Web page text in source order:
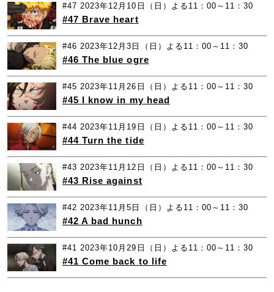
#47 2023年12月10日（日）よる11：00～11：30
#47 Brave heart
#46 2023年12月3日（日）よる11：00～11：30
#46 The blue ogre
#45 2023年11月26日（日）よる11：00～11：30
#45 I know in my head
#44 2023年11月19日（日）よる11：00～11：30
#44 Turn the tide
#43 2023年11月12日（日）よる11：00～11：30
#43 Rise against
#42 2023年11月5日（日）よる11：00～11：30
#42 A bad hunch
#41 2023年10月29日（日）よる11：00～11：30
#41 Come back to life